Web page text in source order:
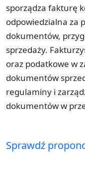
sporządza fakturę
odpowiedzialna za
dokumentów,
sprzedaży.
oraz podatkowe w
dokumentów
regulaminy i
dokumentów w
Sprawdź